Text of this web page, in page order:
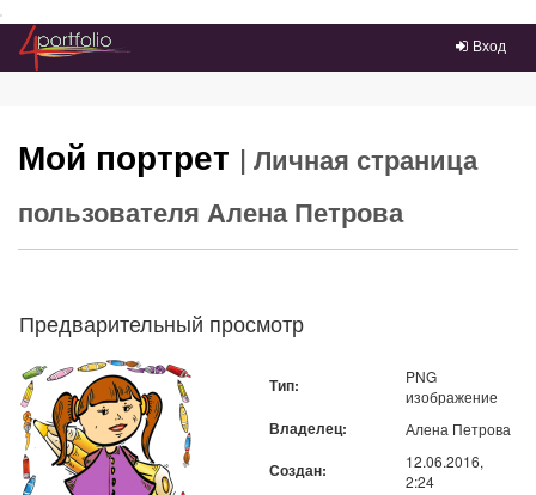
Преейти на главное меню
Вход
Мой портрет | Личная страница
пользователя Алена Петрова
Предварительный просмотр
Тип:
PNG
изображение
Владелец: Алена Петрова
Создан:
12.06.2016,
2:24